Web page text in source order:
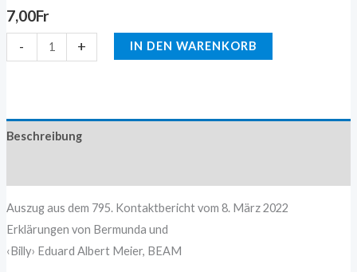
7,00Fr
- + IN DEN WARENKORB
Beschreibung
Auszug aus dem 795. Kontaktbericht vom 8. März 2022
Erklärungen von Bermunda und
‹Billy› Eduard Albert Meier, BEAM